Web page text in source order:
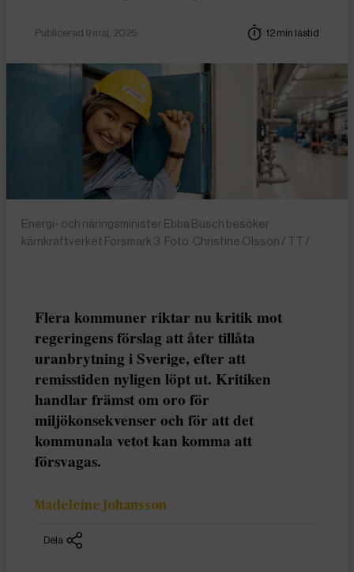
Publicerad 9 maj, 2025 12 min lästid
Energi- och näringsminister Ebba Busch besöker
kärnkraftverket Forsmark 3. Foto: Christine Olsson / TT /
Flera kommuner riktar nu kritik mot
regeringens förslag att åter tillåta
uranbrytning i Sverige, efter att
remisstiden nyligen löpt ut. Kritiken
handlar främst om oro för
miljökonsekvenser och för att det
kommunala vetot kan komma att
försvagas.
Madeleine Johansson
Dela